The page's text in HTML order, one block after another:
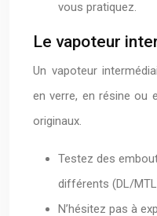
vous pratiquez.
Le vapoteur
Un vapoteur
en verre, en résine ou
originaux.
Testez des
différents (DL/
N’hésitez pas à